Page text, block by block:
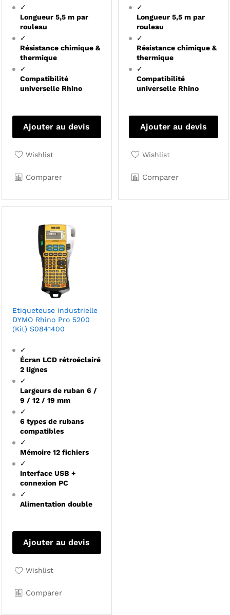
✓
Longueur 5,5 m par
rouleau
✓
Résistance chimique &
thermique
✓
Compatibilité
universelle Rhino
Ajouter au devis
Wishlist
Comparer
✓
Longueur 5,5 m par
rouleau
✓
Résistance chimique &
thermique
✓
Compatibilité
universelle Rhino
Ajouter au devis
Wishlist
Comparer
Etiqueteuse industrielle
DYMO Rhino Pro 5200
(Kit) S0841400
✓
Écran LCD rétroéclairé
2 lignes
✓
Largeurs de ruban 6 /
9 / 12 / 19 mm
✓
6 types de rubans
compatibles
✓
Mémoire 12 fichiers
✓
Interface USB +
connexion PC
✓
Alimentation double
Ajouter au devis
Wishlist
Comparer